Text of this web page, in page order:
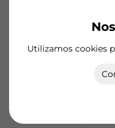
Utilizamos cookies